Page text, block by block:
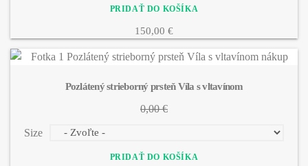
150,00 €
Pozlátený strieborný prsteň Víla s vltavínom
0,00 €
Size